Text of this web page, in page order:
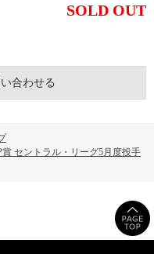
SOLD OUT
合わせる
賞 セントラル・リーグ5月度投手